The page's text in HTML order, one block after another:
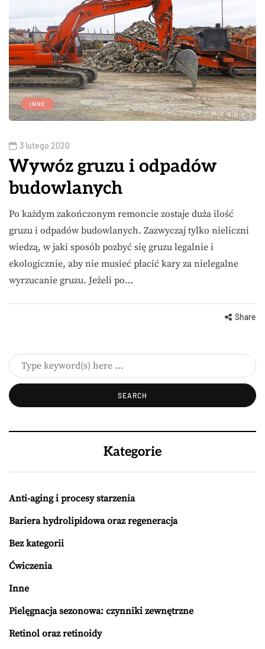
INNE
3 lutego 2020
Wywóz gruzu i odpadów
budowlanych
Po każdym zakończonym remoncie zostaje duża ilość
gruzu i odpadów budowlanych. Zazwyczaj tylko nieliczni
wiedzą, w jaki sposób pozbyć się gruzu legalnie i
ekologicznie, aby nie musieć płacić kary za nielegalne
wyrzucanie gruzu. Jeżeli po…
Share
Kategorie
Anti-aging i procesy starzenia
Bariera hydrolipidowa oraz regeneracja
Bez kategorii
Ćwiczenia
Inne
Pielęgnacja sezonowa: czynniki zewnętrzne
Retinol oraz retinoidy